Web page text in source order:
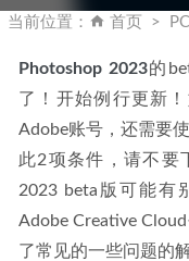
当前位置： 首页
Photoshop 2023的
了！开始例行更新
Adobe账号，还需要
此2项条件，请不要
2023 beta版可能有
Adobe Creative
了常见的一些问题的
Bartender
Photoshop 2023
2023-03-24
智能人像编辑工具
破解版 2022-11-21
Python3.6.4官方版